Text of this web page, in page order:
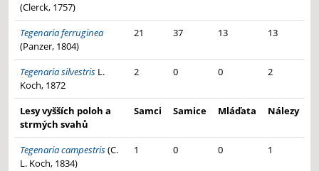
(Clerck, 1757)
Tegenaria ferruginea
(Panzer, 1804)
21 37 13 13
Tegenaria silvestris L.
Koch, 1872
2 0 0 2
Lesy vyšších poloh a
strmých svahů
Samci Samice Mláďata Nálezy
Tegenaria campestris(C.
L. Koch, 1834)
1 0 0 1